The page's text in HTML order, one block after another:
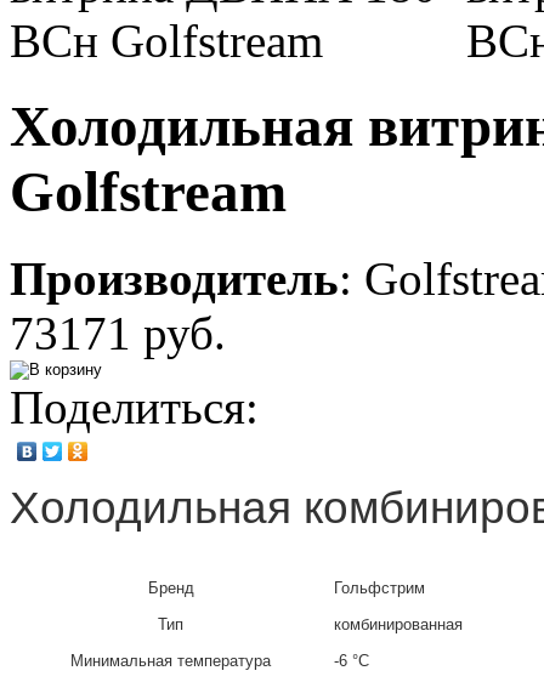
Холодильная
Golfstream
Производитель:
73171 руб.
Поделиться:
Холодильная
Бренд
Гольфстрим
Тип
комбинированная
Минимальная температура
-6 °C